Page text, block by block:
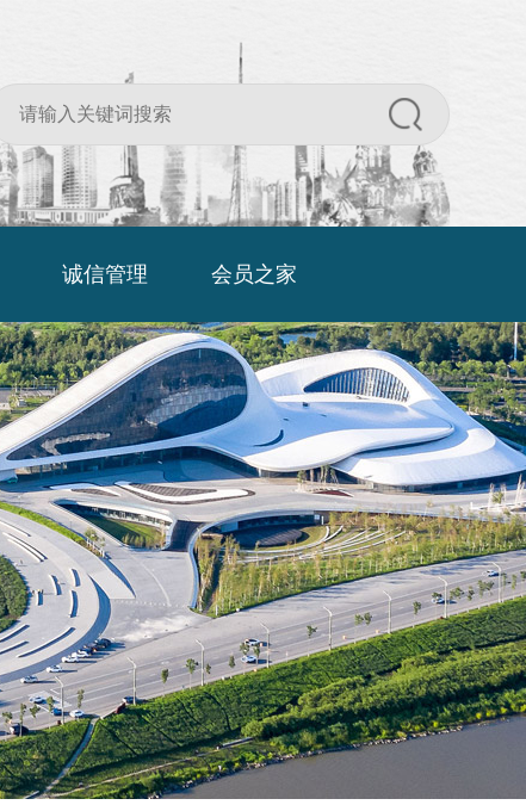
诚信管理 会员之家